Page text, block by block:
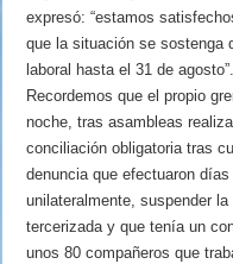
expresó: “estamos
que la situación se sostenga
laboral hasta el 31 de agosto”.
Recordemos que el propio
noche, tras asambleas
conciliación obligatoria tras
denuncia que efectuaron
unilateralmente, suspender
tercerizada y que tenía un
unos 80 compañeros que